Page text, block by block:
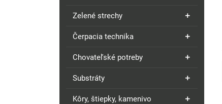
Zelené strechy
Čerpacia technika
Chovateľské potreby
Substráty
Kôry, štiepky, kamenivo